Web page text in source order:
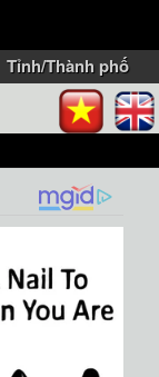
Tỉnh/Thành phố